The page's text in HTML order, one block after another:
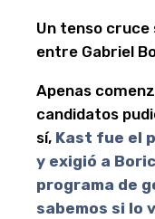
Un tenso cruce
entre Gabriel
Apenas
candidatos
sí, Kast fue el
y exigió a
programa de
sabemos si lo